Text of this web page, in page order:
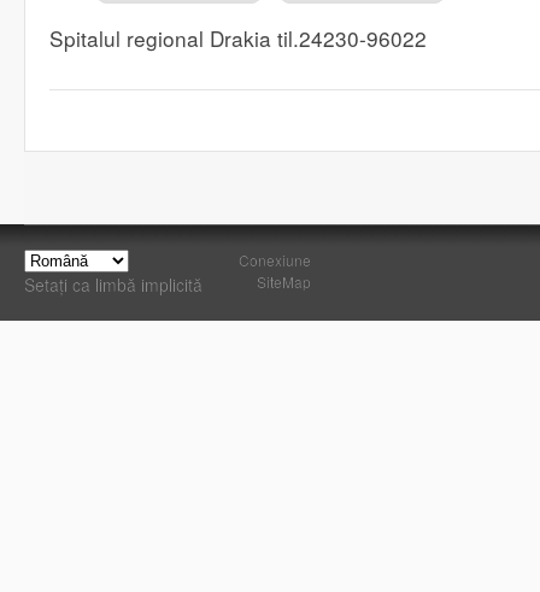
Spitalul regional Drakia til.24230-96022
Setați ca limbă implicită
Conexiune
SiteMap